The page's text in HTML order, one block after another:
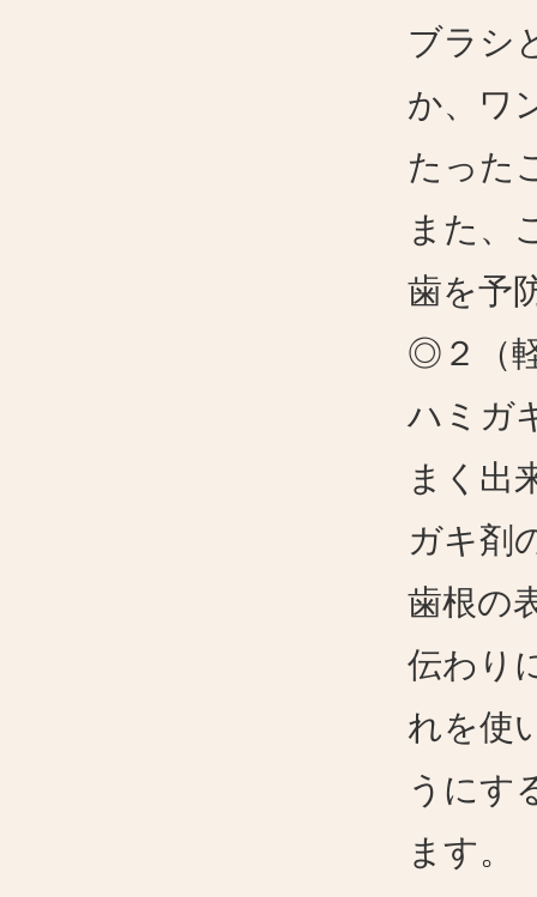
ブラシ
か、ワ
たった
また、
歯を予
◎２（
ハミガ
まく出
ガキ剤
歯根の
伝わり
れを使
うにす
ます。